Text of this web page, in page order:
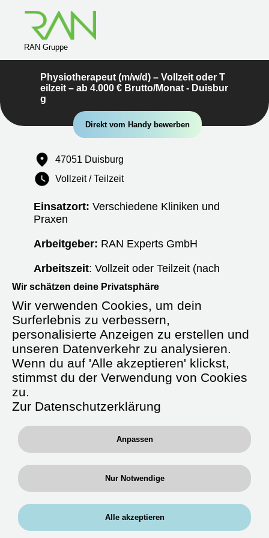
RAN Gruppe
Physiotherapeut (m/w/d) – Vollzeit oder T
eilzeit – ab 4.000 € Brutto/Monat - Duisbur
g
Direkt vom Handy bewerben
47051 Duisburg
Vollzeit / Teilzeit
Einsatzort: Verschiedene Kliniken und
Praxen
Arbeitgeber: RAN Experts GmbH
Arbeitszeit: Vollzeit oder Teilzeit (nach
Absprache)
Starttermin:Ab sofort oder nach
Vereinbarung
Anstellungsart: Unbefristet
Gehalt:Ab 4.000 € brutto/Monat +
Verpflegungsgeld
Zusatzleistungen:
Weiterbildung, betriebliche Altersvorsorge
RAN Experts GmbH
spezialisierter medizinischer
Wir schätzen deine Privatsphäre
Wir verwenden Cookies, um dein
Surferlebnis zu verbessern,
personalisierte Anzeigen zu erstellen und
unseren Datenverkehr zu analysieren.
Wenn du auf 'Alle akzeptieren' klickst,
stimmst du der Verwendung von Cookies
zu.
Zur Datenschutzerklärung
Anpassen
Nur Notwendige
Alle akzeptieren